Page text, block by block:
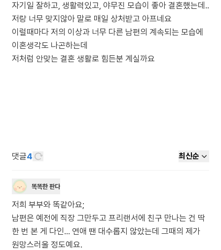
자기일 잘하고, 생활력있고, 야무진 모습이 좋아 결혼했는데..
저랑 너무 맞지않아 말로 매일 상처받고 아프네요
이럴때마다 저의 이상과 너무 다른 남편의 계속되는 모습에
이혼생각도 나곤하는데
댓글4 최신순
똑똑한 판다
저희 부부와 똑같아요;
남편은 예전에 직장 그만두고 프리랜서에 친구 만나는 건 딱
한 번 본 게 다인… 연애 땐 대수롭지 않았는데 그때의 제가
원망스러울 정도예요.